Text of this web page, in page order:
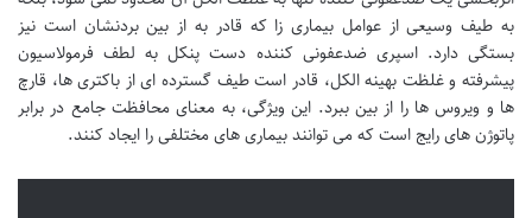
به طیف وسیعی از عوامل بیماری زا که قادر به از بین بردنشان است نیز
بستگی دارد. اسپری ضدعفونی کننده دست پنکل به لطف فرمولاسیون
پیشرفته و غلظت بهینه الکل، قادر است طیف گسترده ای از باکتری ها، قارچ
ها و ویروس ها را از بین ببرد. این ویژگی، به معنای محافظت جامع در برابر
پاتوژن های رایج است که می توانند بیماری های مختلفی را ایجاد کنند.